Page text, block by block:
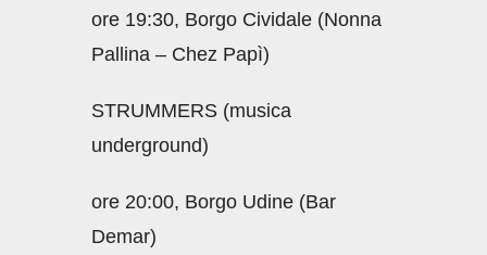
ore 19:30, Borgo Cividale (Nonna
Pallina – Chez Papì)
STRUMMERS (musica
underground)
ore 20:00, Borgo Udine (Bar
Demar)